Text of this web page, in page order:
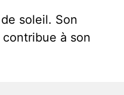
soleil. Son
à son